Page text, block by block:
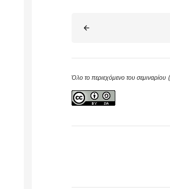
Blocks
Όλο το περιεχόμενο του